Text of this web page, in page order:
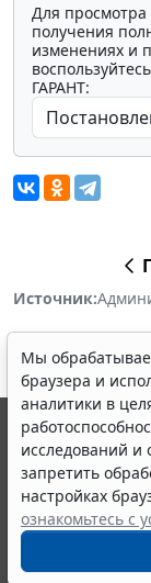
Для просмотра
получения
изменениях и
ГАРАНТ:
Источник:
Мы
браузера и
аналитики в
исследований
запретить
настройках
ознакомьтесь с
© ООО "НПП
выпускается с
являются
информации
Портал
издания